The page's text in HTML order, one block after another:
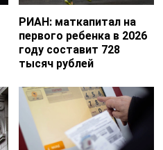
РИАН: маткапитал на
первого ребенка в 2026
году составит 728
тысяч рублей